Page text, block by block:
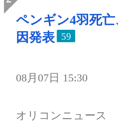
ペンギン4羽死
因発表
59
08月07日 15:30
オリコンニュース